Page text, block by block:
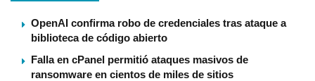
OpenAI confirma robo de credenciales tras ataque a
biblioteca de código abierto
Falla en cPanel permitió ataques masivos de
ransomware en cientos de miles de sitios